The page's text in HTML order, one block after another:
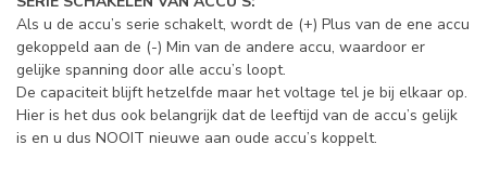
Als u de accu’s serie schakelt, wordt de (+) Plus van de ene accu
gekoppeld aan de (-) Min van de andere accu, waardoor er
gelijke spanning door alle accu’s loopt.
De capaciteit blijft hetzelfde maar het voltage tel je bij elkaar op.
Hier is het dus ook belangrijk dat de leeftijd van de accu’s gelijk
is en u dus NOOIT nieuwe aan oude accu’s koppelt.